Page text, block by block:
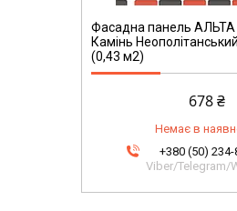
Фасадна панель
Камінь
(0,43 м2)
678 ₴
Немає в
+380 (50) 234-
Viber/Telegram/